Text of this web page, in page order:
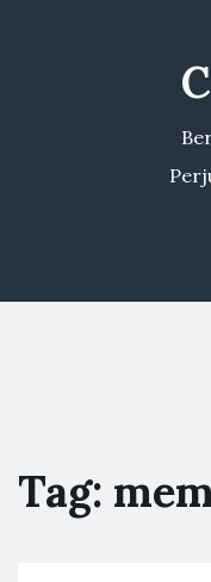
Tag: